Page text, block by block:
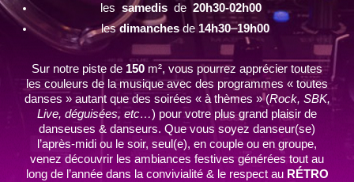
les samedis de20h30-02h00
lesdimanches de 14h30–19h00
Sur notre piste de 150 m², vous pourrez apprécier toutes
les couleurs de la musique avec des programmes « toutes
danses » autant que des soirées « à thèmes » (Rock, SBK,
Live, déguisées, etc…) pour votre plus grand plaisir de
danseuses & danseurs. Que vous soyez danseur(se)
l’après-midi ou le soir, seul(e), en couple ou en groupe,
venez découvrir les ambiances festives générées tout au
long de l’année dans la convivialité & le respect au RÉTRO